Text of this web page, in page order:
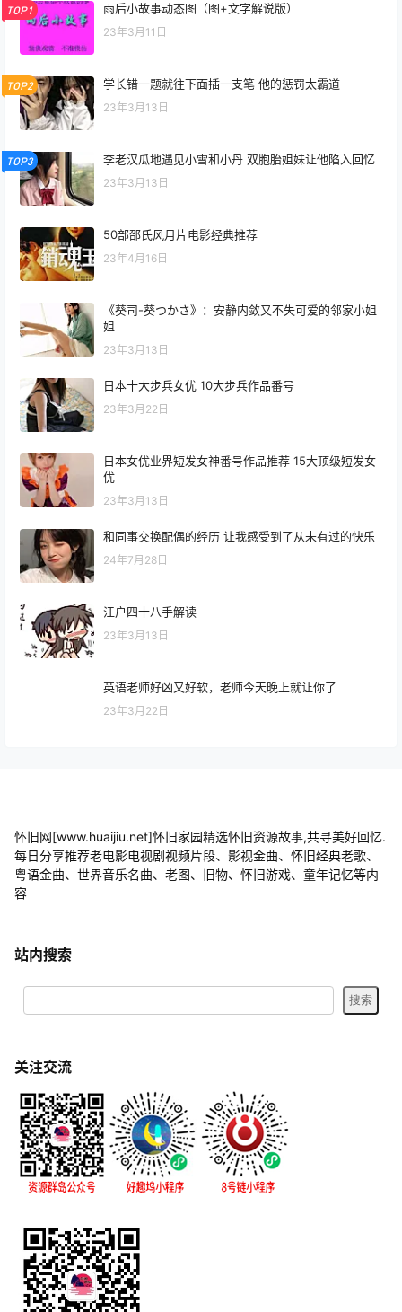
TOP1 雨后小故事动态图（图+文字解说版）
23年3月11日
TOP2 学长错一题就往下面插一支笔 他的惩罚太霸道
23年3月13日
TOP3 李老汉瓜地遇见小雪和小丹 双胞胎姐妹让他陷入回忆
23年3月13日
50部邵氏风月片电影经典推荐
23年4月16日
《葵司-葵つかさ》：安静内敛又不失可爱的邻家小姐
姐
23年3月13日
日本十大步兵女优 10大步兵作品番号
23年3月22日
日本女优业界短发女神番号作品推荐 15大顶级短发女
优
23年3月13日
和同事交换配偶的经历 让我感受到了从未有过的快乐
24年7月28日
江户四十八手解读
23年3月13日
英语老师好凶又好软，老师今天晚上就让你了
23年3月22日
怀旧网[www.huaijiu.net]怀旧家园精选怀旧资源故事,共寻美好回忆.
每日分享推荐老电影电视剧视频片段、影视金曲、怀旧经典老歌、
粤语金曲、世界音乐名曲、老图、旧物、怀旧游戏、童年记忆等内
容
站内搜索
关注交流